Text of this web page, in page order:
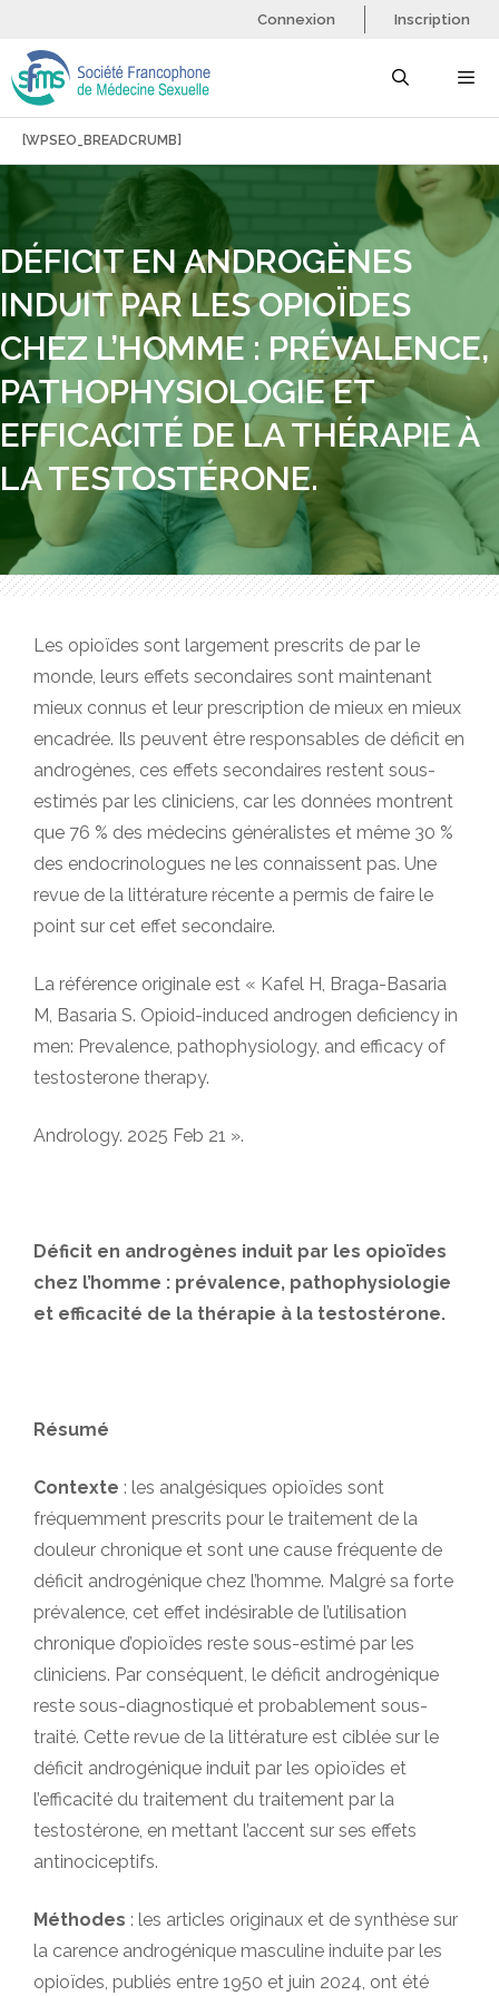
contenu
Connexion Inscription
[WPSEO_BREADCRUMB]
DÉFICIT EN ANDROGÈNES
INDUIT PAR LES OPIOÏDES
CHEZ L’HOMME : PRÉVALENCE,
PATHOPHYSIOLOGIE ET
EFFICACITÉ DE LA THÉRAPIE À
LA TESTOSTÉRONE.
Les opioïdes sont largement prescrits de par le
monde, leurs effets secondaires sont maintenant
mieux connus et leur prescription de mieux en mieux
encadrée. Ils peuvent être responsables de déficit en
androgènes, ces effets secondaires restent sous-
estimés par les cliniciens, car les données montrent
que 76 % des médecins généralistes et même 30 %
des endocrinologues ne les connaissent pas. Une
revue de la littérature récente a permis de faire le
point sur cet effet secondaire.
La référence originale est « Kafel H, Braga-Basaria
M, Basaria S. Opioid-induced androgen deficiency in
men: Prevalence, pathophysiology, and efficacy of
testosterone therapy.
Andrology. 2025 Feb 21 ».
Déficit en androgènes induit par les opioïdes
chez l’homme : prévalence, pathophysiologie
et efficacité de la thérapie à la testostérone.
Résumé
Contexte : les analgésiques opioïdes sont
fréquemment prescrits pour le traitement de la
douleur chronique et sont une cause fréquente de
déficit androgénique chez l’homme. Malgré sa forte
prévalence, cet effet indésirable de l’utilisation
chronique d’opioïdes reste sous-estimé par les
cliniciens. Par conséquent, le déficit androgénique
reste sous-diagnostiqué et probablement sous-
traité. Cette revue de la littérature est ciblée sur le
déficit androgénique induit par les opioïdes et
l’efficacité du traitement du traitement par la
testostérone, en mettant l’accent sur ses effets
antinociceptifs.
Méthodes : les articles originaux et de synthèse sur
la carence androgénique masculine induite par les
opioïdes, publiés entre 1950 et juin 2024, ont été